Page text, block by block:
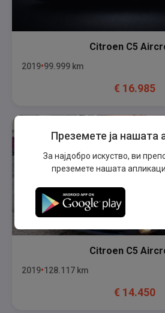
Citroen C5
2019 99.999 km
€ 16.985
Citroen C5
2019 128.117 km
€ 14.450
Преземете ја нашата
За најдобро искуство, ви
преземете нашата